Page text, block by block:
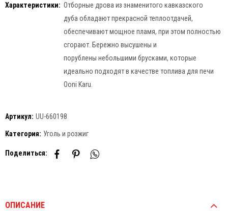
Характеристики: Отборные дрова из знаменитого кавказского
дуба обладают прекрасной теплоотдачей,
обеспечивают мощное пламя, при этом полностью
сгорают. Бережно высушены и
порублены небольшими брусками, которые
идеально подходят в качестве топлива для печи
Ooni Karu.
Артикул: UU-660198
Категория: Уголь и розжиг
Поделиться:
ОПИСАНИЕ